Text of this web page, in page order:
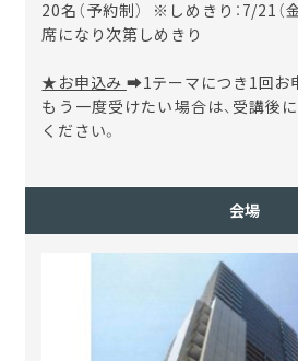
20名（予約制） ※しめきり：7/21（
席になり次第しめきり
★お申込み ➡1テーマにつき1回お
もう一度受けたい場合は、受講後
ください。
会場